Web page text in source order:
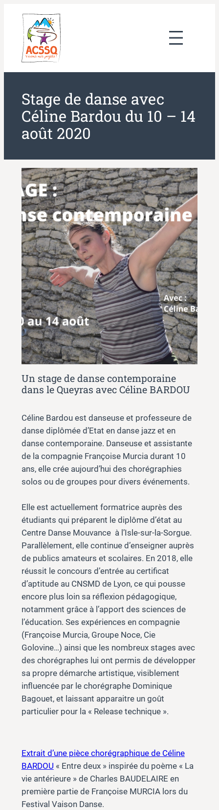
contenu
Stage de danse avec
Céline Bardou du 10 – 14
août 2020
Un stage de danse contemporaine
dans le Queyras avec Céline BARDOU
Céline Bardou est danseuse et professeure de
danse diplômée d’Etat en danse jazz et en
danse contemporaine. Danseuse et assistante
de la compagnie Françoise Murcia durant 10
ans, elle crée aujourd’hui des chorégraphies
solos ou de groupes pour divers événements.
Elle est actuellement formatrice auprès des
étudiants qui préparent le diplôme d’état au
Centre Danse Mouvance à l’Isle-sur-la-Sorgue.
Parallèlement, elle continue d’enseigner auprès
de publics amateurs et scolaires. En 2018, elle
réussit le concours d’entrée au certificat
d’aptitude au CNSMD de Lyon, ce qui pousse
encore plus loin sa réflexion pédagogique,
notamment grâce à l’apport des sciences de
l’éducation. Ses expériences en compagnie
(Françoise Murcia, Groupe Noce, Cie
Golovine…) ainsi que les nombreux stages avec
des chorégraphes lui ont permis de développer
sa propre démarche artistique, visiblement
influencée par le chorégraphe Dominique
Bagouet, et laissant apparaitre un goût
particulier pour la « Release technique ».
Extrait d’une pièce chorégraphique de Céline
BARDOU « Entre deux » inspirée du poème « La
vie antérieure » de Charles BAUDELAIRE en
première partie de Françoise MURCIA lors du
Festival Vaison Danse.